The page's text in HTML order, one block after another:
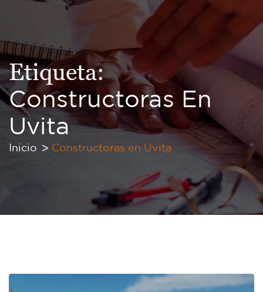
Etiqueta:
Constructoras En
Uvita
Inicio Constructoras en Uvita